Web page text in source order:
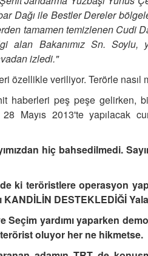
Dağı ile Bestler Dereler
tamamen temizlenen Cudi
alan Bakanımız Sn.
izledi."
özellikle veriliyor. Terörle
haberleri peş peşe gelirken,
Mayıs 2013'te yapılacak
hiç bahsedilmedi.
de ki teröristlere operasyon
DESTEKLEDİĞİ
Seçim yardımı yaparken
oluyor her ne hikmetse.